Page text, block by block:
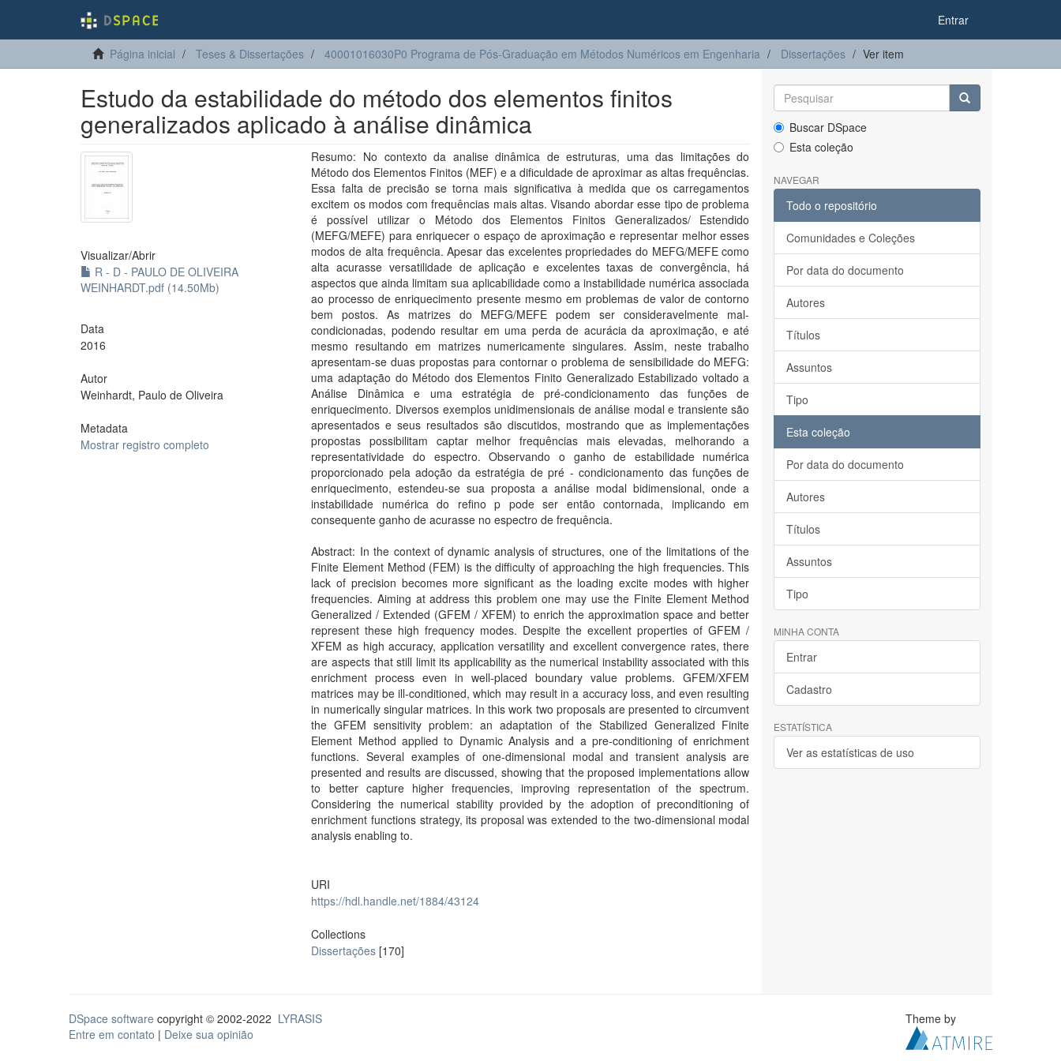
Entrar
Página inicial Teses & Dissertações 40001016030P0 Programa de Pós-Graduação em Métodos Numéricos em Engenharia Dissertações Ver item
Estudo da estabilidade do método dos elementos finitos
generalizados aplicado à análise dinâmica
Visualizar/Abrir
R - D - PAULO DE OLIVEIRA
WEINHARDT.pdf (14.50Mb)
Data
2016
Autor
Weinhardt, Paulo de Oliveira
Metadata
Mostrar registro completo
Resumo: No contexto da analise dinâmica de estruturas, uma das limitações do
Método dos Elementos Finitos (MEF) e a dificuldade de aproximar as altas frequências.
Essa falta de precisão se torna mais significativa à medida que os carregamentos
excitem os modos com frequências mais altas. Visando abordar esse tipo de problema
é possível utilizar o Método dos Elementos Finitos Generalizados/ Estendido
(MEFG/MEFE) para enriquecer o espaço de aproximação e representar melhor esses
modos de alta frequência. Apesar das excelentes propriedades do MEFG/MEFE como
alta acurasse versatilidade de aplicação e excelentes taxas de convergência, há
aspectos que ainda limitam sua aplicabilidade como a instabilidade numérica associada
ao processo de enriquecimento presente mesmo em problemas de valor de contorno
bem postos. As matrizes do MEFG/MEFE podem ser consideravelmente mal-
condicionadas, podendo resultar em uma perda de acurácia da aproximação, e até
mesmo resultando em matrizes numericamente singulares. Assim, neste trabalho
apresentam-se duas propostas para contornar o problema de sensibilidade do MEFG:
uma adaptação do Método dos Elementos Finito Generalizado Estabilizado voltado a
Análise Dinâmica e uma estratégia de pré-condicionamento das funções de
enriquecimento. Diversos exemplos unidimensionais de análise modal e transiente são
apresentados e seus resultados são discutidos, mostrando que as implementações
propostas possibilitam captar melhor frequências mais elevadas, melhorando a
representatividade do espectro. Observando o ganho de estabilidade numérica
proporcionado pela adoção da estratégia de pré - condicionamento das funções de
enriquecimento, estendeu-se sua proposta a análise modal bidimensional, onde a
instabilidade numérica do refino p pode ser então contornada, implicando em
consequente ganho de acurasse no espectro de frequência.
Abstract: In the context of dynamic analysis of structures, one of the limitations of the
Finite Element Method (FEM) is the difficulty of approaching the high frequencies. This
lack of precision becomes more significant as the loading excite modes with higher
frequencies. Aiming at address this problem one may use the Finite Element Method
Generalized / Extended (GFEM / XFEM) to enrich the approximation space and better
represent these high frequency modes. Despite the excellent properties of GFEM /
XFEM as high accuracy, application versatility and excellent convergence rates, there
are aspects that still limit its applicability as the numerical instability associated with this
enrichment process even in well-placed boundary value problems. GFEM/XFEM
matrices may be ill-conditioned, which may result in a accuracy loss, and even resulting
in numerically singular matrices. In this work two proposals are presented to circumvent
the GFEM sensitivity problem: an adaptation of the Stabilized Generalized Finite
Element Method applied to Dynamic Analysis and a pre-conditioning of enrichment
functions. Several examples of one-dimensional modal and transient analysis are
presented and results are discussed, showing that the proposed implementations allow
to better capture higher frequencies, improving representation of the spectrum.
Considering the numerical stability provided by the adoption of preconditioning of
enrichment functions strategy, its proposal was extended to the two-dimensional modal
analysis enabling to.
URI
https://hdl.handle.net/1884/43124
Collections
Dissertações [170]
Buscar DSpace
Esta coleção
NAVEGAR
Todo o repositório
Comunidades e Coleções
Por data do documento
Autores
Títulos
Assuntos
Tipo
Esta coleção
Por data do documento
Autores
Títulos
Assuntos
Tipo
MINHA CONTA
Entrar
Cadastro
ESTATÍSTICA
Ver as estatísticas de uso
DSpace software copyright © 2002-2022 LYRASIS
Entre em contato | Deixe sua opinião
Theme by